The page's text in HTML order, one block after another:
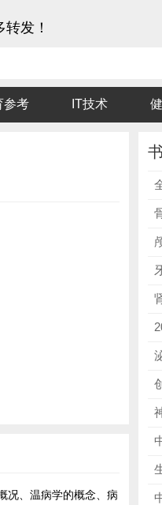
发！
参考 IT技术
况、温病学的概念、病